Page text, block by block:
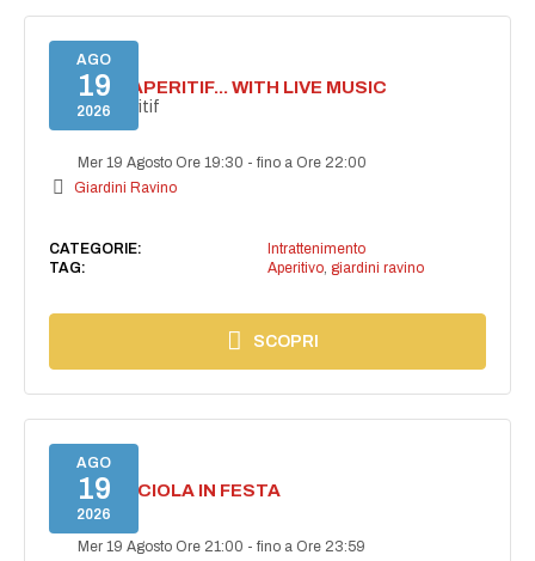
AGO
19
2026
SECRET APERITIF... WITH LIVE MUSIC
Secret aperitif
Mer 19 Agosto Ore 19:30 -fino a Ore 22:00
Giardini Ravino
CATEGORIE:
Intrattenimento
TAG:
Aperitivo, giardini ravino
SCOPRI
AGO
19
2026
CASAMICCIOLA IN FESTA
Mer 19 Agosto Ore 21:00 -fino a Ore 23:59